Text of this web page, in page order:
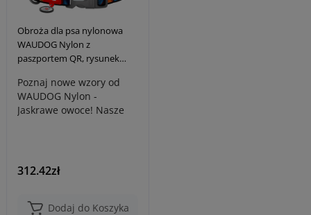
Obroża dla psa nylonowa
WAUDOG Nylon z
paszportem QR, rysunek
46-70 cm
Poznaj nowe wzory od
WAUDOG Nylon -
Jaskrawe owoce! Nasze
312.42zł
Dodaj do Koszyka